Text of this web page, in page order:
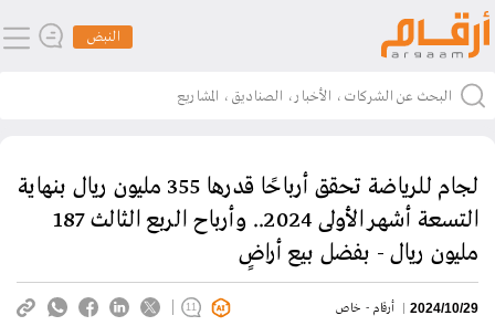
النبض
لجام للرياضة تحقق أرباحًا قدرها 355 مليون ريال بنهاية
التسعة أشهر الأولى 2024.. وأرباح الربع الثالث 187
مليون ريال - بفضل بيع أراضٍ
2024/10/29 أرقام - خاص 11